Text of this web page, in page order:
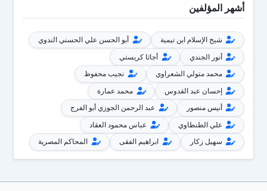
أشهر المؤلفين
شيخ الإسلام ابن تيمية
أبو الحسن علي الحسني الندوي
أنور الجندي
أجاثا كريستي
محمد متولي الشعراوي
نجيب محفوظ
إحسان عبد القدوس
محمد عمارة
أنيس منصور
عبد الرحمن الجوزي أبو الفرج
علي الطنطاوي
عباس محمود العقاد
سهيل زكار
ابراهيم الفقى المحاكم المصرية